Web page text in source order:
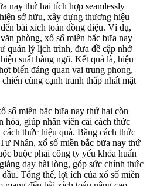
nay thứ hai tích hợp seamlessly
sở hữu, xây dựng thương hiệu
bài xích toán đồng điệu. Ví dụ,
phòng, xổ số miền bắc bữa nay
quản lý lịch trình, đưa đề cập nhở
suất hàng ngũ. Kết quả là, hiệu
biến đáng quan vai trung phong,
cùng cạnh tranh thấp nhất mặt
số miền bắc bữa nay thứ hai còn
giúp nhân viên cải cách thức
thức hiệu quả. Bằng cách thức
Nhân, xổ số miền bắc bữa nay thứ
buộc phải công ty yếu khóa huấn
dạy hài lòng, góp sức chính thức
Tổng thể, lợi ích của xổ số miền